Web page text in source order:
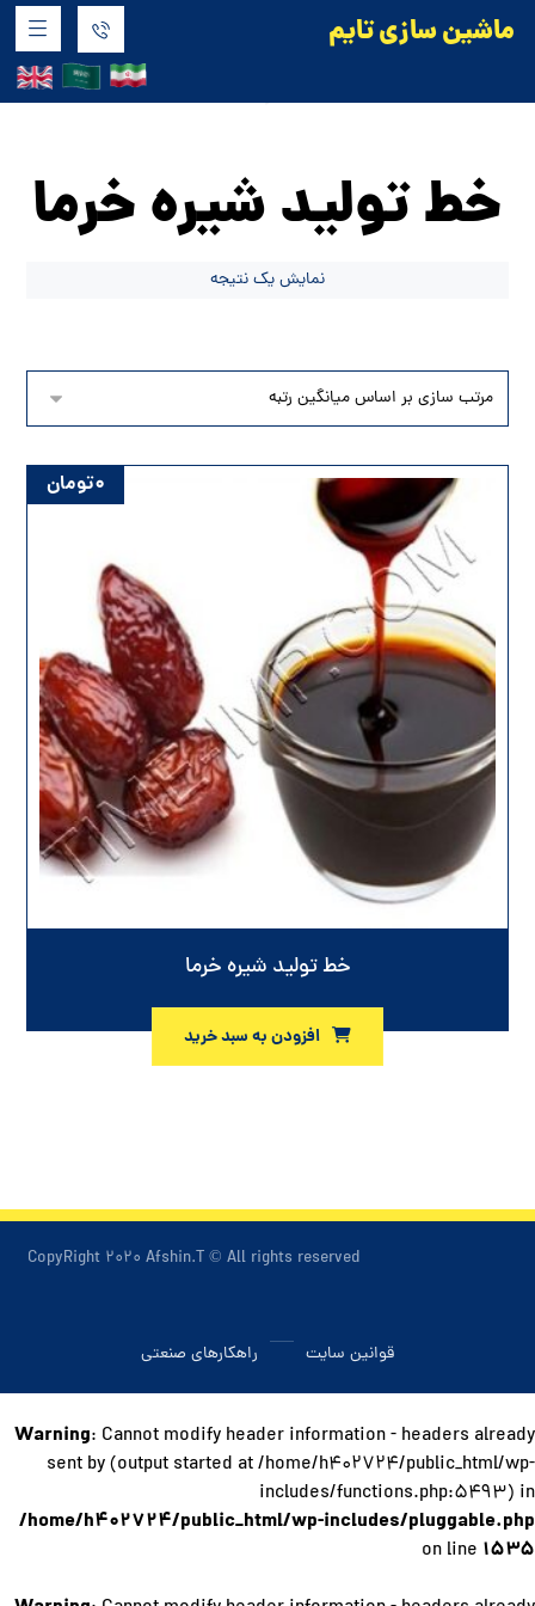
ماشین سازی تایم
خط تولید شیره
خرما
خط تولید شیره خرما
نمایش یک نتیجه
خط تولید شیره خرما
۰تومان
افزودن به سبد خرید
CopyRight ۲۰۲۰ Afshin.T © All rights reserved
قوانین سایت راهکارهای صنعتی
Warning: Cannot modify header information - headers already
sent by (output started at /home/h۴۰۲۷۲۴/public_html/wp-
includes/functions.php:۵۴۹۳) in
/home/h۴۰۲۷۲۴/public_html/wp-includes/pluggable.php
on line ۱۵۳۵